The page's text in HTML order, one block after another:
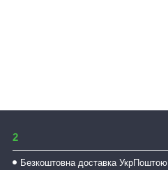
2
Безкоштовна доставка УкрПоштою